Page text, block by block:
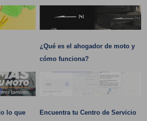
¿Qué es el ahogador de moto y
cómo funciona?
lo que
Encuentra tu Centro de Servicio